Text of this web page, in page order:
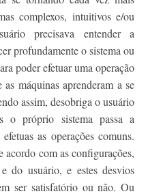
complexos, intuitivos e/ou
precisava entender a
profundamente o sistema ou
poder efetuar uma operação
máquinas aprenderam a se
assim, desobriga o usuário
o próprio sistema passa a
as operações comuns.
acordo com as configurações,
do usuário, e estes desvios
ser satisfatório ou não. Ou